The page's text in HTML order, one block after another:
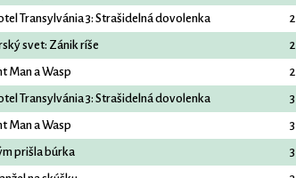
Transylvánia 3: Strašidelná dovolenka
2
svet: Zánik ríše
2
Man a Wasp
2
Transylvánia 3: Strašidelná dovolenka
3
Man a Wasp
3
prišla búrka
3